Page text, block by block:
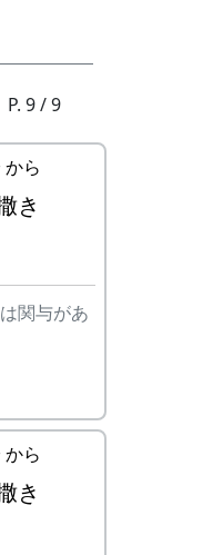
しま
の草
業の
P. 9 / 9
ら
き
関与があ
ら
き